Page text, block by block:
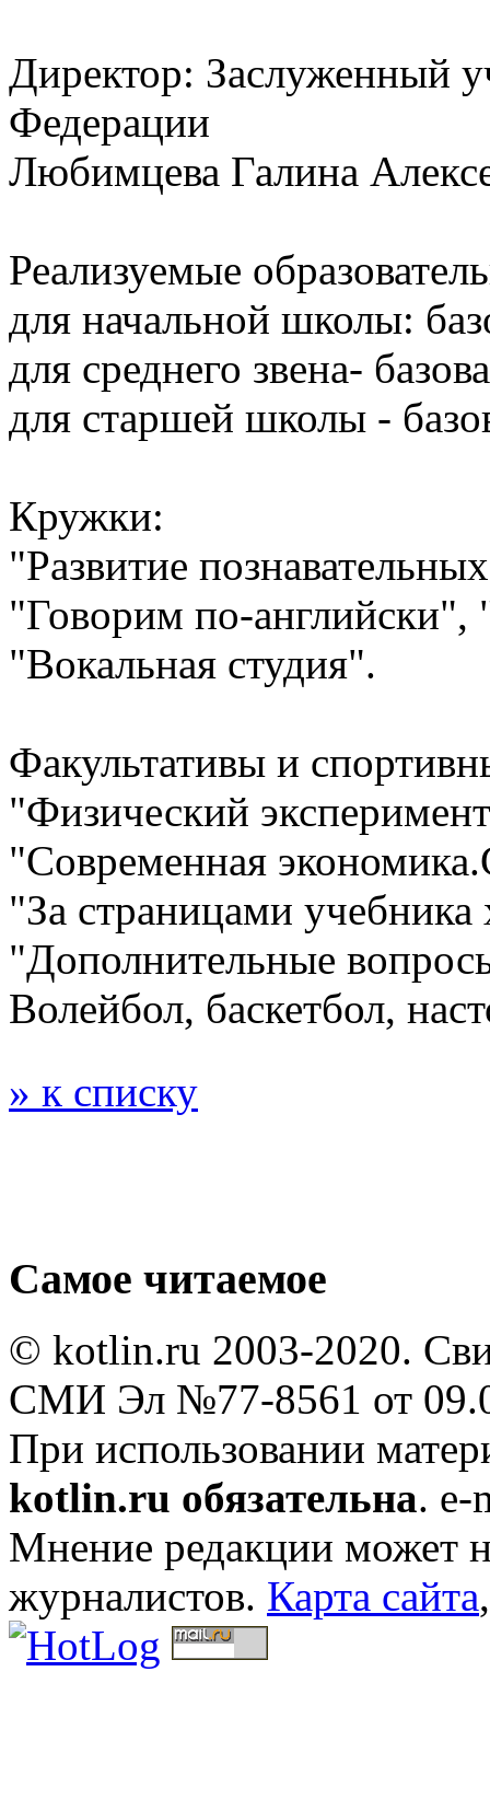
Директор: Заслуженный
Федерации
Любимцева Галина
Реализуемые
для начальной школы:
для среднего звена-
для старшей школы -
Кружки:
"Развитие
"Говорим по-
"Вокальная студия".
Факультативы и
"Физический
"Современная
"За страницами
"Дополнительные
Волейбол, баскетбол,
» к списку
Самое читаемое
© kotlin.ru 2003-2020.
СМИ Эл №77-8561 от
При использовании
kotlin.ru обязательна. e-
Мнение редакции может
журналистов. Карта сайта